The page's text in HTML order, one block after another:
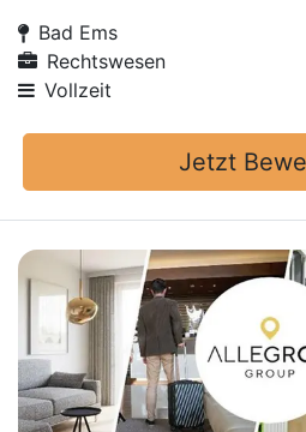
Bad Ems
Rechtswesen
Vollzeit
Jetzt